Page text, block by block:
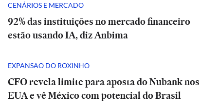
CENÁRIOS E MERCADO
92% das instituições no mercado financeiro
estão usando IA, diz Anbima
EXPANSÃO DO ROXINHO
CFO revela limite para aposta do Nubank nos
EUA e vê México com potencial do Brasil